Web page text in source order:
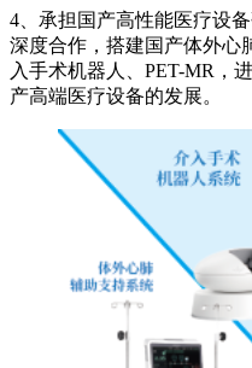
4、承担国产高性能医疗设
深度合作，搭建国产体外心
入手术机器人、PET-MR，
产高端医疗设备的发展。